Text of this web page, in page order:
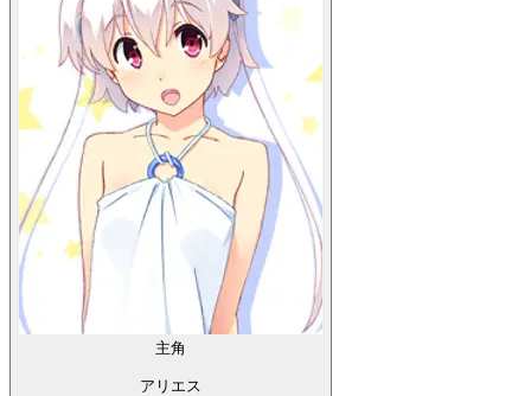
主角
アリエス